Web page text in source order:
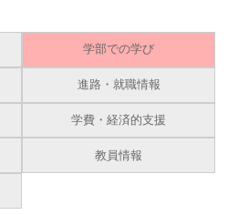
学部での学び
進路・就職情報
学費・経済的支援
教員情報